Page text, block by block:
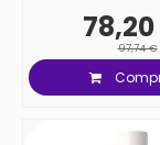
97,74 €